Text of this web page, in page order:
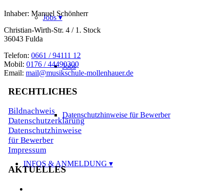
Jobs
Jobs
Datenschutzhinweise für Bewerber
INFOS & ANMELDUNG
Inhaber: Manuel Schönherr
Christian-Wirth-Str. 4 / 1. Stock
36043 Fulda
Telefon: 0661 / 94111 12
Mobil: 0176 / 44490300
Email: mail@musikschule-mollenhauer.de
RECHTLICHES
Bildnachweis
Datenschutzerklärung
Datenschutzhinweise
für Bewerber
Impressum
AKTUELLES